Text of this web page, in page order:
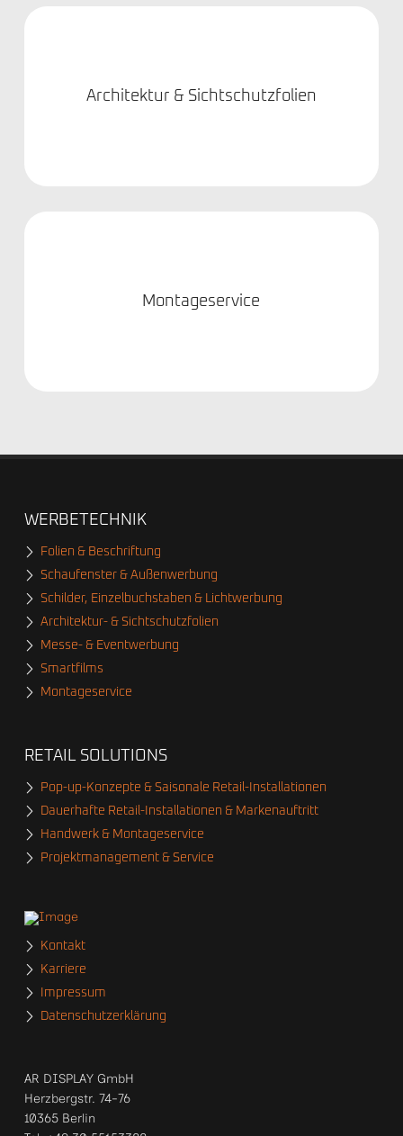
Architektur & Sichtschutzfolien
Montageservice
WERBETECHNIK
Folien & Beschriftung
Schaufenster & Außenwerbung
Schilder, Einzelbuchstaben & Lichtwerbung
Architektur- & Sichtschutzfolien
Messe- & Eventwerbung
Smartfilms
Montageservice
RETAIL SOLUTIONS
Pop-up-Konzepte & Saisonale Retail-Installationen
Dauerhafte Retail-Installationen & Markenauftritt
Handwerk & Montageservice
Projektmanagement & Service
Kontakt
Karriere
Impressum
Datenschutzerklärung
AR DISPLAY GmbH
Herzbergstr. 74-76
10365 Berlin